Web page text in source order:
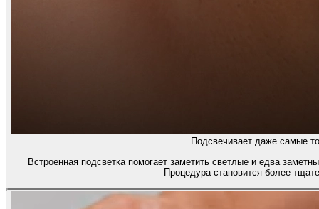
Подсвечивает даже самые
Встроенная подсветка помогает заметить светлые и едва
Процедура становится более